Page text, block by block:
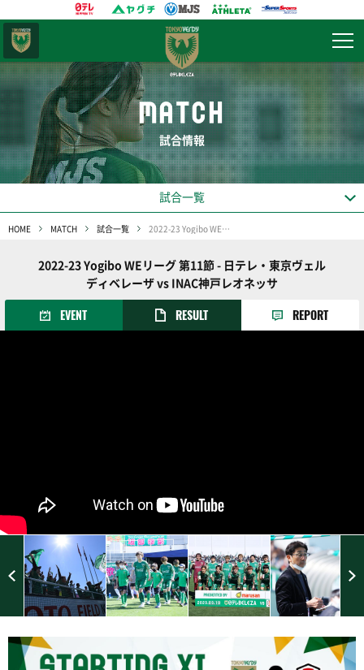
MATCH
試合情報
試合一覧
HOME MATCH 試合一覧 2022-23 Yogibo WEリーグ 第11節
2022-23 Yogibo WEリーグ 第11節 - 日テレ・東京ヴェル
ディベレーザ vs INAC神戸レオネッサ
EVENT RESULT REPORT